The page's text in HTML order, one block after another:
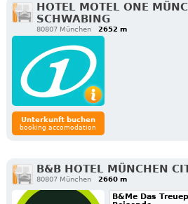
HOTEL MOTEL ONE
SCHWABING
80807 München 2652 m
Unterkunft buchen
booking accomodation
B&B HOTEL MÜNCHEN
80807 München 2660 m
B&Me Das